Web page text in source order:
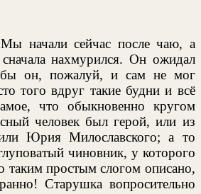
начали сейчас после чаю, а
нахмурился. Он ожидал
бы он, пожалуй, и сам не мог
того вдруг такие будни и всё
что обыкновенно кругом
человек был герой, или из
или Юрия Милославского; а то
чиновник, у которого
таким простым слогом описано,
Старушка вопросительно